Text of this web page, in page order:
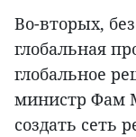
Во-вторых,
глобальная
глобальное
министр Фам
создать сеть